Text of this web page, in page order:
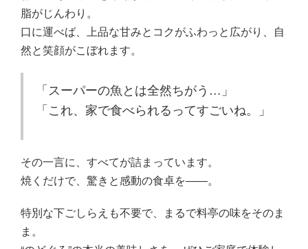
脂がじんわり。
口に運べば、上品な甘みとコクがふわっと広がり、自
然と笑顔がこぼれます。
「スーパーの魚とは全然ちがう…」
「これ、家で食べられるってすごいね。」
その一言に、すべてが詰まっています。
焼くだけで、驚きと感動の食卓を――。
特別な下ごしらえも不要で、まるで料亭の味をそのま
ま。